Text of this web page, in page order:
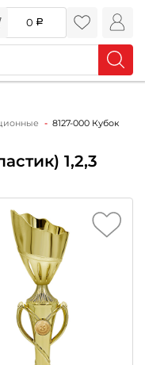
0
8127-000 Кубок
1,2,3